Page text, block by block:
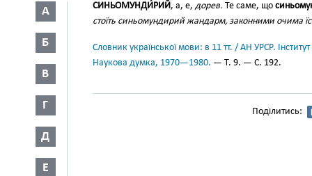
А
Б
В
Г
Д
Е
СИНЬОМУНДИ́РИЙ, а, е, дорев. Те саме, що
стоїть синьомундирий жандарм, законними очима
Словник української мови: в 11 тт. / АН УРСР.
Наукова думка, 1970—1980. — Т. 9. — С. 192.
Поділитись: